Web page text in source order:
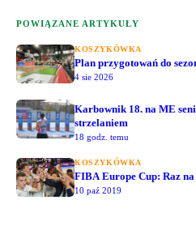
POWIĄZANE ARTYKUŁY
KOSZYKÓWKA
Plan przygotowań do
4 sie 2026
Karbownik 18. na ME
strzelaniem
18 godz. temu
KOSZYKÓWKA
FIBA Europe Cup: Raz
10 paź 2019